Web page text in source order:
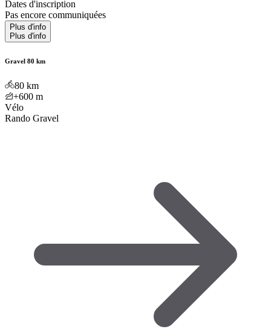
Dates d'inscription
Pas encore communiquées
Plus d'info
Plus d'info
Gravel 80 km
80 km
+600 m
Vélo
Rando Gravel